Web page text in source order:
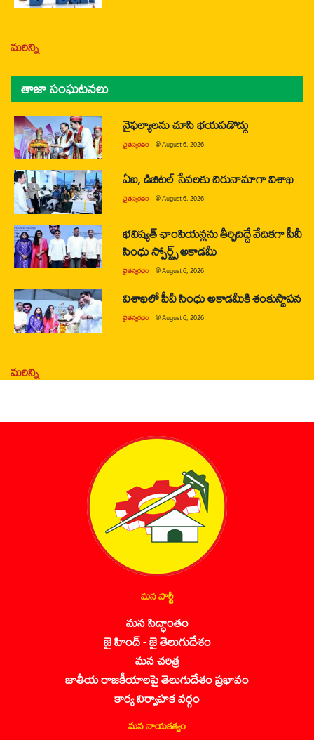
మరిన్ని
తాజా సంఘటనలు
వైఫల్యాలను చూసి భయపడొద్దు
చైతన్యరధం @August 6, 2026
ఏఐ, డిజిటల్ సేవలకు చిరునామాగా విశాఖ
చైతన్యరధం @August 6, 2026
భవిష్యత్ ఛాంపియన్లను తీర్చిదిద్దే వేదికగా పీవీ
సింధు స్పోర్ట్స్ అకాడమీ
చైతన్యరధం @August 6, 2026
విశాఖలో పీవీ సింధు అకాడమీకి శంకుస్థాపన
చైతన్యరధం @August 6, 2026
మరిన్ని
మన పార్టీ
మన సిద్ధాంతం
జై హింద్ - జై తెలుగుదేశం
మన చరిత్ర
జాతీయ రాజకీయాలపై తెలుగుదేశం ప్రభావం
కార్య నిర్వాహక వర్గం
మన నాయకత్వం